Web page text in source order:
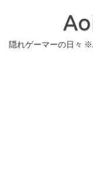
隠れゲーマーの日々